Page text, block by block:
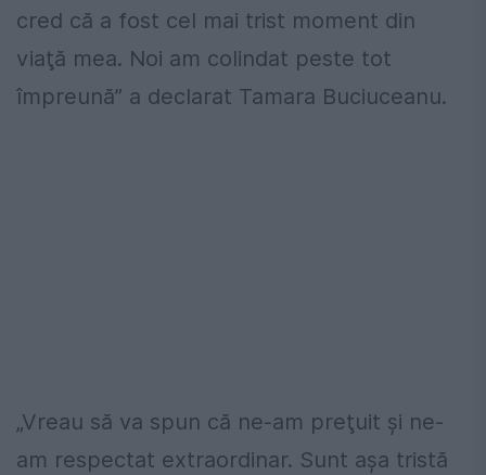
cred că a fost cel mai trist moment din
viaţă mea. Noi am colindat peste tot
împreună” a declarat Tamara Buciuceanu.
„Vreau să va spun că ne-am preţuit şi ne-
am respectat extraordinar. Sunt aşa tristă